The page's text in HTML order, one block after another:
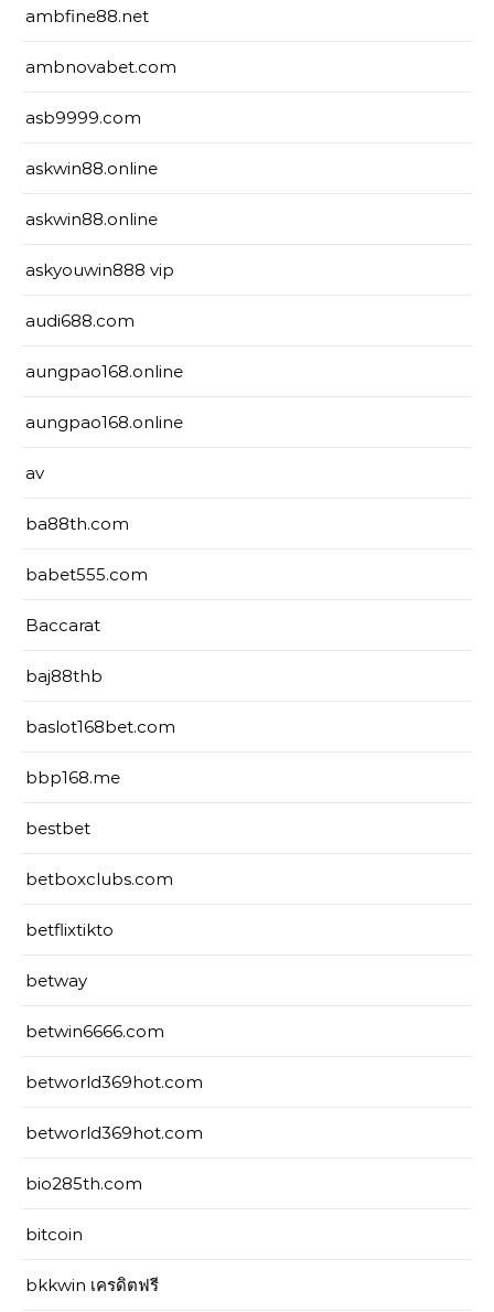
ambfine88.net
ambnovabet.com
asb9999.com
askwin88.online
askwin88.online
askyouwin888 vip
audi688.com
aungpao168.online
aungpao168.online
av
ba88th.com
babet555.com
Baccarat
baj88thb
baslot168bet.com
bbp168.me
bestbet
betboxclubs.com
betflixtikto
betway
betwin6666.com
betworld369hot.com
betworld369hot.com
bio285th.com
bitcoin
bkkwin เครดิตฟรี